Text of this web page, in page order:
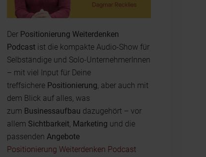
Der Positionierung Weiterdenken
Podcastist die kompakte Audio-Show für
Selbständige und Solo-UnternehmerInnen
– mit viel Input für Deine
treffsichere Positionierung, aber auch mit
dem Blick auf alles, was
zum Businessaufbau dazugehört – vor
allem Sichtbarkeit, Marketing und die
passenden Angebote
Positionierung Weiterdenken Podcast